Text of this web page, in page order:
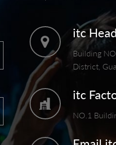
itc
Building
District,
itc
NO.1